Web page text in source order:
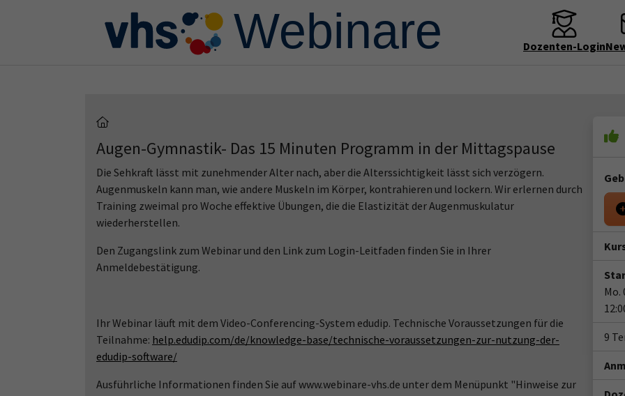
Dozenten-Login
Augen-Gymnastik- Das 15 Minuten Programm in der Mittagspause
Die Sehkraft lässt mit zunehmender Alter nach, aber die Alterssichtigkeit lässt sich verzögern.
Augenmuskeln kann man, wie andere Muskeln im Körper, kontrahieren und lockern. Wir erlernen durch
Training zweimal pro Woche effektive Übungen, die die Elastizität der Augenmuskulatur
wiederherstellen.
Den Zugangslink zum Webinar und den Link zum Login-Leitfaden finden Sie in Ihrer
Anmeldebestätigung.
Ihr Webinar läuft mit dem Video-Conferencing-System edudip. Technische Voraussetzungen für die
Teilnahme: help.edudip.com/de/knowledge-base/technische-voraussetzungen-zur-nutzung-der-
edudip-software/
Ausführliche Informationen finden Sie auf www.webinare-vhs.de unter dem Menüpunkt "Hinweise zur
Mo.
9